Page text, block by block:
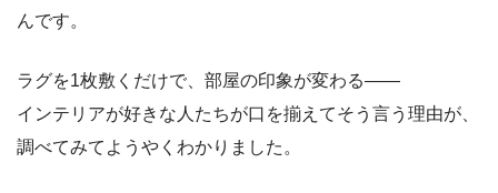
んです。
ラグを1枚敷くだけで、部屋の印象が変わる——
インテリアが好きな人たちが口を揃えてそう言う理由が、
調べてみてようやくわかりました。